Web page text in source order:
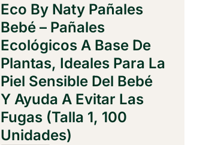
Eco By Naty Pañales
Bebé – Pañales
Ecológicos A Base De
Plantas, Ideales Para La
Piel Sensible Del Bebé
Y Ayuda A Evitar Las
Fugas (Talla 1, 100
Unidades)